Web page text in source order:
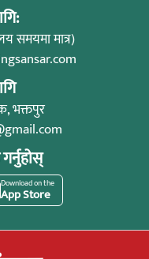
समयमा मात्र)
भक्तपुर
Download on the
App Store